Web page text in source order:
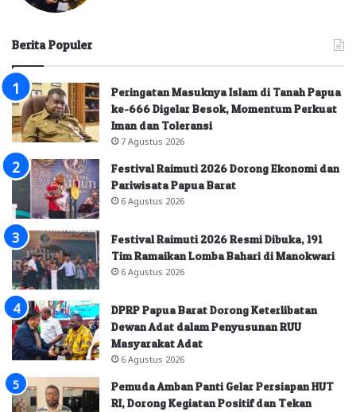
Berita Populer
Peringatan Masuknya Islam di Tanah Papua
ke-666 Digelar Besok, Momentum Perkuat
Iman dan Toleransi
7 Agustus 2026
Festival Raimuti 2026 Dorong Ekonomi dan
Pariwisata Papua Barat
6 Agustus 2026
Festival Raimuti 2026 Resmi Dibuka, 191
Tim Ramaikan Lomba Bahari di Manokwari
6 Agustus 2026
DPRP Papua Barat Dorong Keterlibatan
Dewan Adat dalam Penyusunan RUU
Masyarakat Adat
6 Agustus 2026
Pemuda Amban Panti Gelar Persiapan HUT
RI, Dorong Kegiatan Positif dan Tekan